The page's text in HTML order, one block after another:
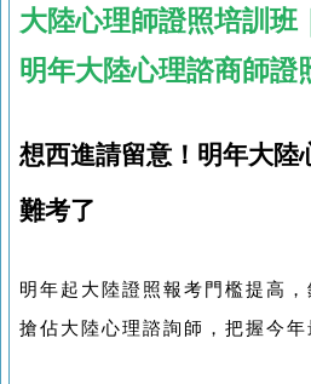
大陸心理師證照培訓班
明年大陸心理諮商師證
想西進請留意！明年大陸
難考了
明年起大陸證照報考門檻提高
搶佔大陸心理諮詢師，把握今年